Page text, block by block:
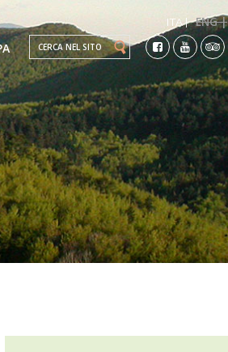
Search this site
ITA | ENG |